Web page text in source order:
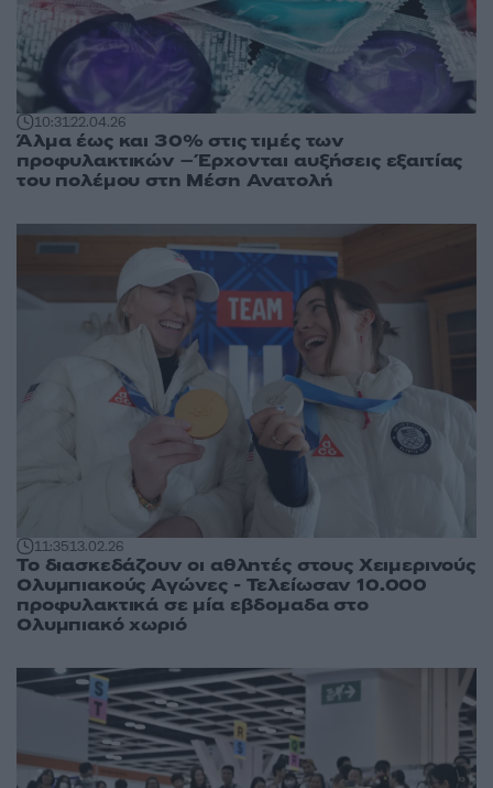
10:3122.04.26
Άλμα έως και 30% στις τιμές των
προφυλακτικών – Έρχονται αυξήσεις εξαιτίας
του πολέμου στη Μέση Ανατολή
11:3513.02.26
Το διασκεδάζουν οι αθλητές στους Χειμερινούς
Ολυμπιακούς Αγώνες - Τελείωσαν 10.000
προφυλακτικά σε μία εβδομαδα στο
Ολυμπιακό χωριό